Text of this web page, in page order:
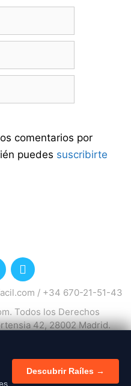
comentarios por
puedes suscribirte
/ +34 670-21-51-43
. Todos los Derechos
42, 28002 Madrid.
Descubrir Raíles →